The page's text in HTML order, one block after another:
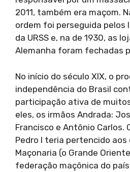
2011, também era maçom.
ordem foi perseguida pelos
da URSS e, na de 1930, as
Alemanha foram fechadas
No início do século XIX, o
independência do Brasil
participação ativa de
eles, os irmãos Andrada:
Francisco e Antônio Carlos.
Pedro I teria pertencido aos
Maçonaria (o Grande
federação maçônica do